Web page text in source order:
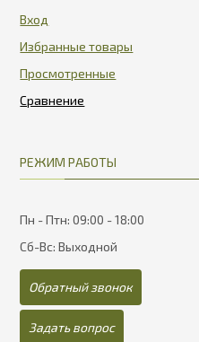
Вход
Избранные товары
Просмотренные
РЕЖИМ РАБОТЫ
Пн - Птн: 09:00 - 18:00
Сб-Вс: Выходной
Обратный звонок
Задать вопрос